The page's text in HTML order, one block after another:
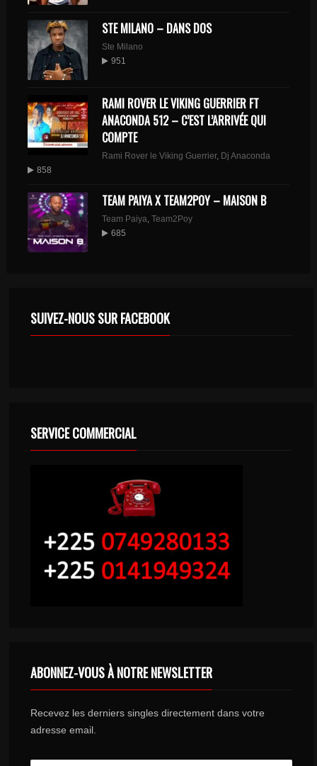
STE MILANO – DANS DOS
Ste Milano
951
RAMI ROVER LE VIKING GUERRIER FT
ANACONDA 512 – C’EST L’ARRIVÉE QUI
COMPTE
Rami Rover le Viking Guerrier, Dj Anaconda
858
TEAM PAIYA X TEAM2POY – MAISON B
Team Paiya, Team2Poy
685
SUIVEZ-NOUS SUR FACEBOOK
SERVICE COMMERCIAL
ABONNEZ-VOUS À NOTRE NEWSLETTER
Recevez les derniers singles directement dans votre
adresse email.